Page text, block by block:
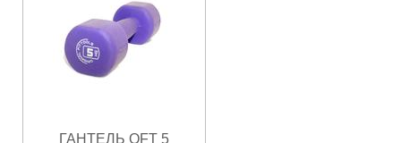
ГАНТЕЛЬ OFT 5